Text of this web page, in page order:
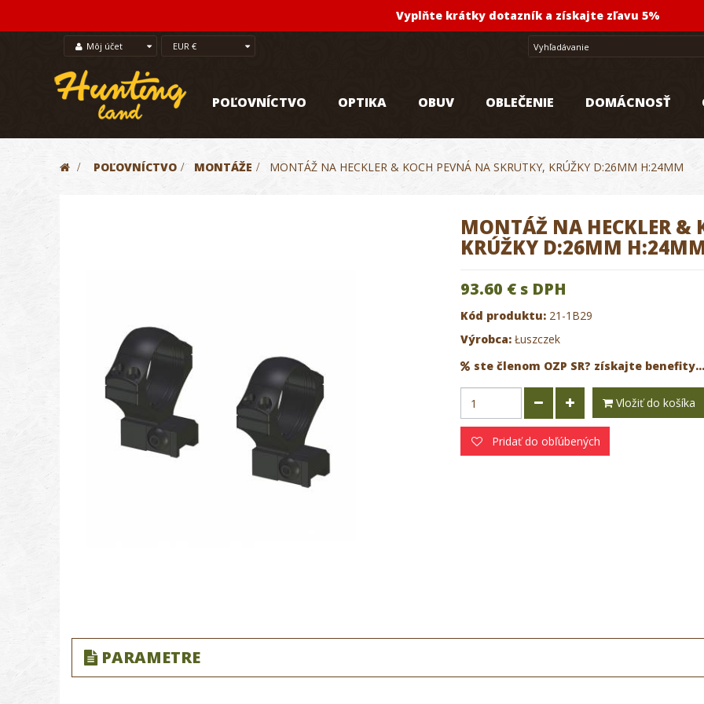
Vyplňte krátky dotazník a získajte zľavu 5%
Môj účet EUR €
POĽOVNÍCTVO OPTIKA OBUV OBLEČENIE DOMÁCNOSŤ
> POĽOVNÍCTVO > MONTÁŽE > MONTÁŽ NA HECKLER & KOCH PEVNÁ NA SKRUTKY, KRÚŽKY D:26MM H:24MM
MONTÁŽ NA HECKLER &
KRÚŽKY D:26MM
93.60 €s DPH
Kód produktu: 21-1B29
Výrobca: Łuszczek
ste členom OZP SR? získajte benefity...
Vložiť do košíka
Pridať do obľúbených
PARAMETRE